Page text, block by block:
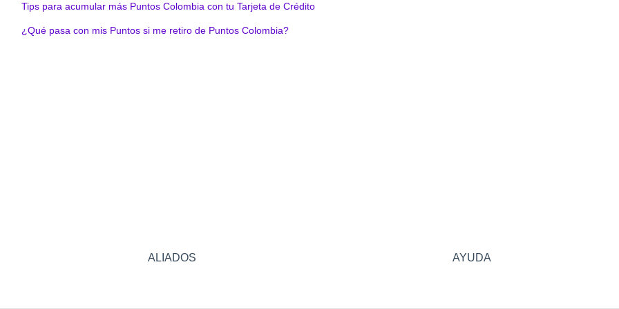
Tips para acumular más Puntos Colombia con tu Tarjeta de Crédito
¿Qué pasa con mis Puntos si me retiro de Puntos Colombia?
ALIADOS AYUDA